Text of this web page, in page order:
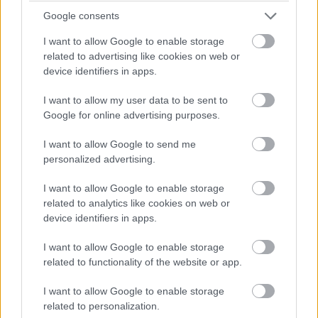
Google consents
I want to allow Google to enable storage
related to advertising like cookies on web or
device identifiers in apps.
I want to allow my user data to be sent to
Google for online advertising purposes.
I want to allow Google to send me
personalized advertising.
I want to allow Google to enable storage
related to analytics like cookies on web or
device identifiers in apps.
I want to allow Google to enable storage
related to functionality of the website or app.
I want to allow Google to enable storage
related to personalization.
Az őszinte szeretet nem csapdákat állít.
A házasságra való érettség sem arról szól, hogy valaki
Mit ismert fel önmagáról
Amikor ott ült egyedül az asztalnál, a levéllel a kezében,
Gyászolta azt a kapcsolatot, amiben hét évig hitt.
Dühítette, hogy úgy manipulálták, hogy erről semmit sem
Aztán lassan megjelent valami más is. A tisztánlátás.